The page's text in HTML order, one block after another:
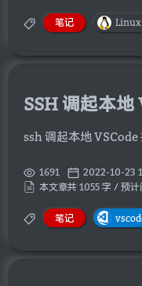
笔记 Linux
SSH 调起本地
ssh 调起本地 VSCode
1691
2022-10-23
本文章共 1055 字 / 预计
笔记